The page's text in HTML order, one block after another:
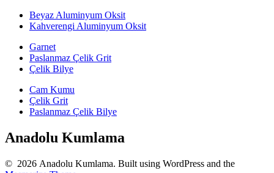
Beyaz Aluminyum Oksit
Kahverengi Aluminyum Oksit
Garnet
Paslanmaz Çelik Grit
Çelik Bilye
Cam Kumu
Çelik Grit
Paslanmaz Çelik Bilye
Anadolu Kumlama
© 2026 Anadolu Kumlama. Built using WordPress and the